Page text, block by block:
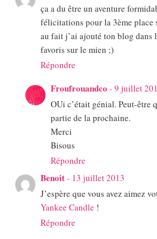
ça a du être un aventure
félicitations pour la 3ème place
au fait j’ai ajouté ton blog dans
favoris sur le mien ;)
Répondre
Froufrouandco - 9 juillet
OUi c’était génial. Peut-être
partie de la prochaine.
Merci
Bisous
Répondre
Benoit- 13 juillet 2013
J’espère que vous avez aimez
Yankee Candle !
Répondre